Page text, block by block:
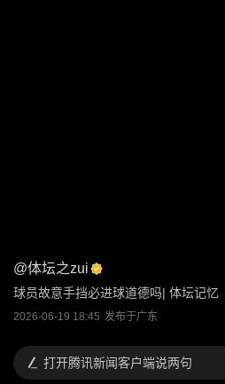
@体坛之zui
球员故意手挡必进球道德吗| 体坛记忆
2026-06-19 18:45 发布于广东
打开腾讯新闻客户端说两句